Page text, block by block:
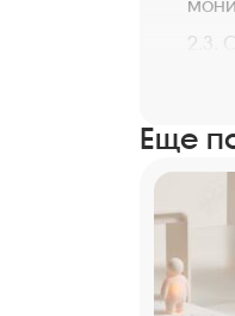
2.3.
в
3.
3.1.
false
3.2.
Еще